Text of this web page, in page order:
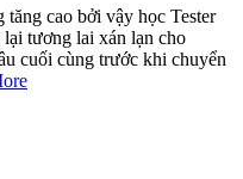
tăng cao bởi vậy học Tester
tương lai xán lạn cho
cuối cùng trước khi chuyển